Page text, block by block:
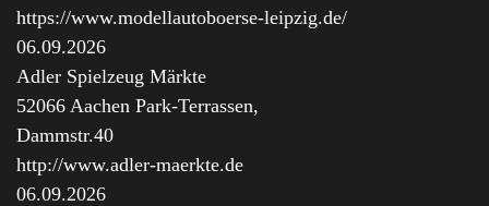
https://www.modellautoboerse-leipzig.de/
06.09.2026
Adler Spielzeug Märkte
52066 Aachen Park-Terrassen,
Dammstr.40
http://www.adler-maerkte.de
06.09.2026